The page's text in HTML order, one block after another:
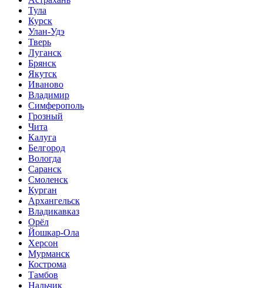
Тула
Курск
Улан-Удэ
Тверь
Луганск
Брянск
Якутск
Иваново
Владимир
Симферополь
Грозный
Чита
Калуга
Белгород
Вологда
Саранск
Смоленск
Курган
Архангельск
Владикавказ
Орёл
Йошкар-Ола
Херсон
Мурманск
Кострома
Тамбов
Нальчик